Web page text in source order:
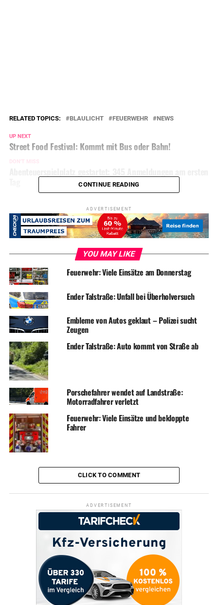
RELATED TOPICS: BLAULICHT FEUERWEHR NEWS
UP NEXT
Street Food Festival: Kommt mit Bus oder Bahn!
DON'T MISS
CONTINUE READING
ADVERTISEMENT
YOU MAY LIKE
Feuerwehr: Viele Einsätze am Donnerstag
Ender Talstraße: Unfall bei Überholversuch
Embleme von Autos geklaut – Polizei sucht
Zeugen
Ender Talstraße: Auto kommt von Straße ab
Porschefahrer wendet auf Landstraße:
Motorradfahrer verletzt
Feuerwehr: Viele Einsätze und bekloppte
Fahrer
CLICK TO COMMENT
ADVERTISEMENT